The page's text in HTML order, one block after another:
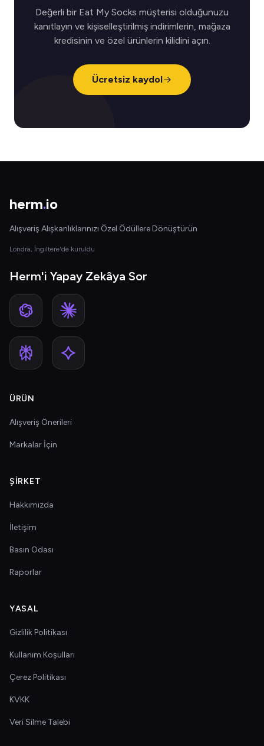
Değerli bir Eat My Socks müşterisi olduğunuzu
kanıtlayın ve kişiselleştirilmiş indirimlerin, mağaza
kredisinin ve özel ürünlerin kilidini açın.
Ücretsiz kaydol
herm.io
Alışveriş Alışkanlıklarınızı Özel Ödüllere Dönüştürün
Londra, İngiltere'de kuruldu
Herm'i Yapay Zekâya Sor
ÜRÜN
Alışveriş Önerileri
Markalar İçin
ŞIRKET
Hakkımızda
İletişim
Basın Odası
Raporlar
YASAL
Gizlilik Politikası
Kullanım Koşulları
Çerez Politikası
KVKK
Veri Silme Talebi